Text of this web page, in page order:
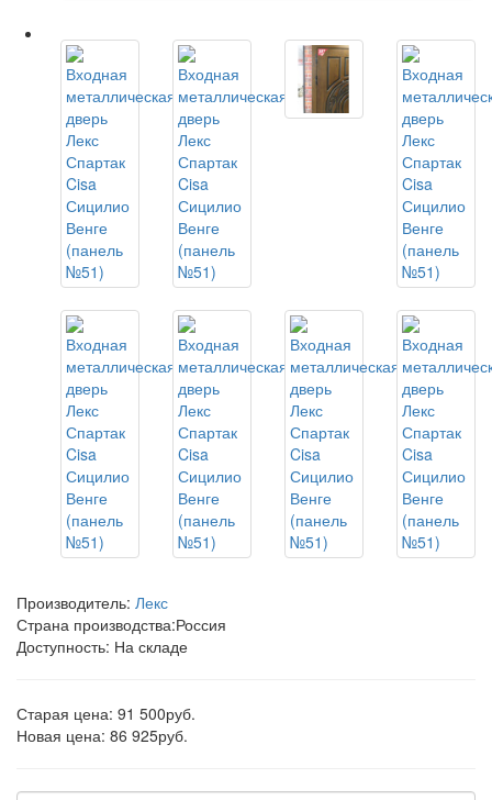
Производитель: Лекс
Страна производства:Россия
Доступность: На складе
Старая цена: 91 500руб.
Новая цена: 86 925руб.